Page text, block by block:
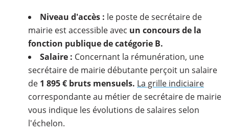
Niveau d'accès : le poste de secrétaire de
mairie est accessible avec un concours de la
fonction publique de catégorie B.
Salaire : Concernant la rémunération, une
secrétaire de mairie débutante perçoit un salaire
de 1 895 € bruts mensuels. La grille indiciaire
correspondante au métier de secrétaire de mairie
vous indique les évolutions de salaires selon
l'échelon.